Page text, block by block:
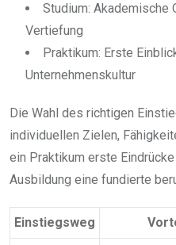
Studium: Akademische
Vertiefung
Praktikum: Erste
Unternehmenskultur
Die Wahl des richtigen
individuellen Zielen,
ein Praktikum erste
Ausbildung eine fundierte
Einstiegsweg